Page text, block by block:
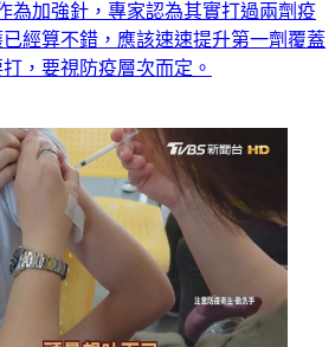
為加強針，專家認為其實打過兩劑疫
經算不錯，應該速速提升第一劑覆蓋
，要視防疫層次而定。